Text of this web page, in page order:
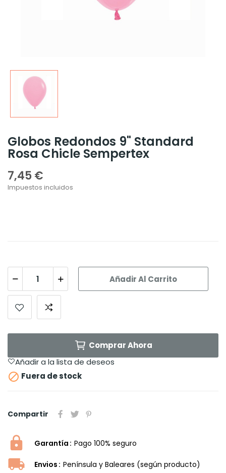
Globos Redondos 9" Standard
Rosa Chicle Sempertex
7,45 €
Impuestos incluidos
Añadir Al Carrito
Comprar Ahora
Añadir a la lista de deseos
 Fuera de stock
Compartir
Garantía Pago 100% seguro
Envios Península y Baleares (según producto)